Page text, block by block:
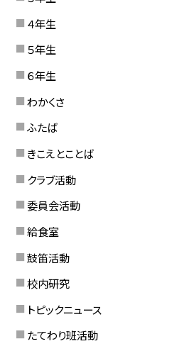
４年生
５年生
６年生
わかくさ
ふたば
きこえとことば
クラブ活動
委員会活動
給食室
鼓笛活動
校内研究
トピックニュース
たてわり班活動